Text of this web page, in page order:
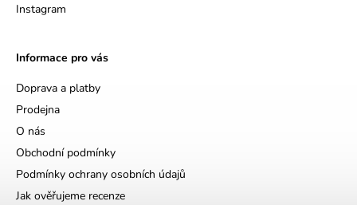
Instagram
Informace pro vás
Doprava a platby
Prodejna
O nás
Obchodní podmínky
Podmínky ochrany osobních údajů
Jak ověřujeme recenze